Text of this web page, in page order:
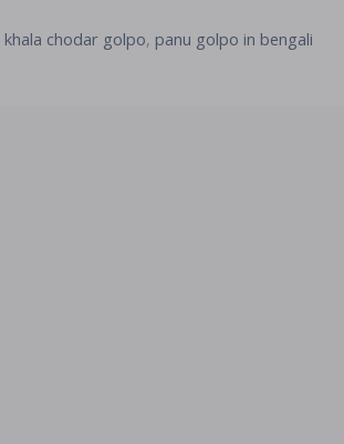
khala chodar golpo, panu golpo in bengali